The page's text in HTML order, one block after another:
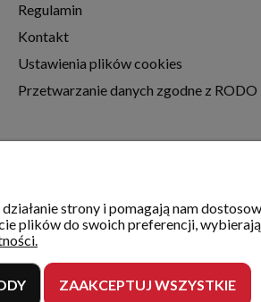
Regulamin
Kontakt
Ustawienia plików cookies
Przetwarzanie danych zgodne z RODO
strony i pomagają nam
plików do swoich preferencji,
ZAAKCEPTUJ WSZYSTKIE